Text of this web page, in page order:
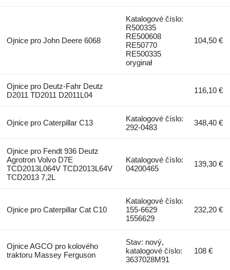
Ojnice pro John Deere 6068
Katalogové číslo:
R500335
RE500608
RE50770
RE500335
oryginał
104,50 €
Ojnice pro Deutz-Fahr Deutz
D2011 TD2011 D2011L04
116,10 €
Ojnice pro Caterpillar C13
Katalogové číslo:
292-0483
348,40 €
Ojnice pro Fendt 936 Deutz
Agrotron Volvo D7E
TCD2013L064V TCD2013L64V
TCD2013 7,2L
Katalogové číslo:
04200465
139,30 €
Ojnice pro Caterpillar Cat C10
Katalogové číslo:
155-6629
1556629
232,20 €
Ojnice AGCO pro kolového
traktoru Massey Ferguson
Stav: nový,
katalogové číslo:
3637028M91
108 €